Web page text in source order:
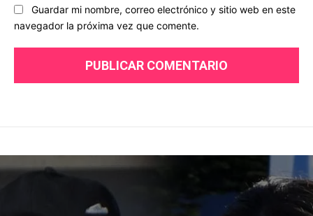
Guardar mi nombre, correo electrónico y sitio web en este
navegador la próxima vez que comente.